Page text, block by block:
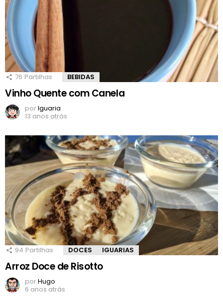
76 Partilhas BEBIDAS
Vinho Quente com Canela
porIguaria
13 anos atrás
94 Partilhas DOCES IGUARIAS
Arroz Doce de Risotto
porHugo
6 anos atrás